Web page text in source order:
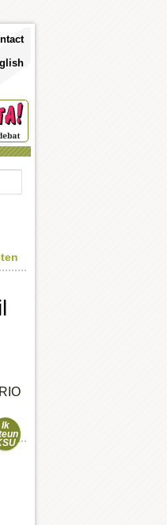
Ik